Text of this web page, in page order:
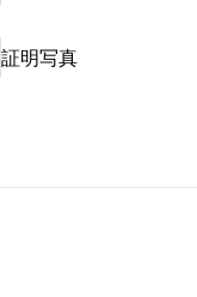
証明写真